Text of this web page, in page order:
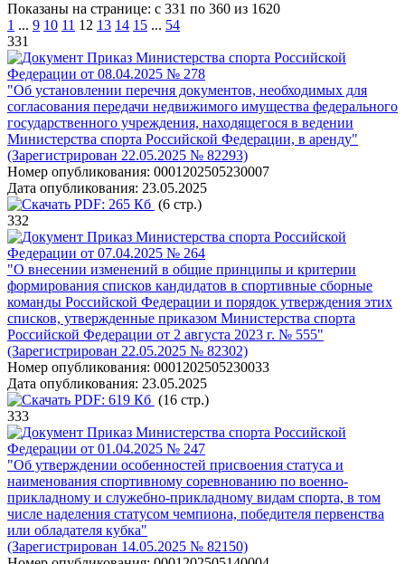
Показаны на странице: с 331 по 360 из 1620
1 ... 9 10 11 12 13 14 15 ... 54
331
Приказ Министерства спорта Российской
Федерации от 08.04.2025 № 278
"Об установлении перечня документов, необходимых для
согласования передачи недвижимого имущества федерального
государственного учреждения, находящегося в ведении
Министерства спорта Российской Федерации, в аренду"
(Зарегистрирован 22.05.2025 № 82293)
Номер опубликования: 0001202505230007
Дата опубликования: 23.05.2025
PDF: 265 Кб (6 стр.)
332
Приказ Министерства спорта Российской
Федерации от 07.04.2025 № 264
"О внесении изменений в общие принципы и критерии
формирования списков кандидатов в спортивные сборные
команды Российской Федерации и порядок утверждения этих
списков, утвержденные приказом Министерства спорта
Российской Федерации от 2 августа 2023 г. № 555"
(Зарегистрирован 22.05.2025 № 82302)
Номер опубликования: 0001202505230033
Дата опубликования: 23.05.2025
PDF: 619 Кб (16 стр.)
333
Приказ Министерства спорта Российской
Федерации от 01.04.2025 № 247
"Об утверждении особенностей присвоения статуса и
наименования спортивному соревнованию по военно-
прикладному и служебно-прикладному видам спорта, в том
числе наделения статусом чемпиона, победителя первенства
или обладателя кубка"
(Зарегистрирован 14.05.2025 № 82150)